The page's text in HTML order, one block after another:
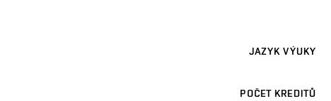
JAZYK VÝUKY
POČET KREDITŮ